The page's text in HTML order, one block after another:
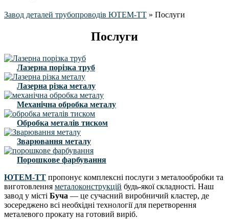
Завод деталей трубопроводів ЮТЕМ-ТТ » Послуги
Послуги
Лазерна порізка труб
Лазерна різка металу
Механічна обробка металу
Обробка металів тиском
Зварювання металу
Порошкове фарбування
ЮТЕМ-ТТ пропонує комплексні послуги з металообробки та
виготовлення металоконструкцій будь-якої складності. Наш
завод у місті Буча — це сучасний виробничий кластер, де
зосереджено всі необхідні технології для перетворення
металевого прокату на готовий виріб.